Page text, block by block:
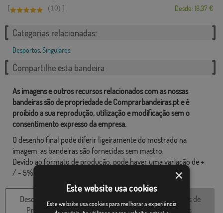
[ (10) ] Desde: 18,37 €
Categorias relacionadas:
Desportos,Singulares,
Compartilhe esta bandeira
As imagens e outros recursos relacionados com as nossas
bandeiras são de propriedade de Comprarbandeiras.pt e é
proibido a sua reprodução, utilização e modificação sem o
consentimento expresso da empresa.
O desenho final pode diferir ligeiramente do mostrado na
imagem, as bandeiras são fornecidas sem mastro.
Devido ao formato de produção, pode haver uma variação de +
/ - 5% nas dimensões finais e tons de cores.
Descrição do
Produto
Características
técnicas
Avaliações de
clientes
×
Este website usa cookies
Este website usa cookies para melhorar a experiência